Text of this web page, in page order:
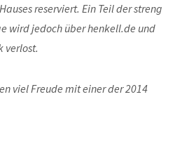
reserviert. Ein Teil der streng
wird jedoch über henkell.de und
verlost.
viel Freude mit einer der 2014